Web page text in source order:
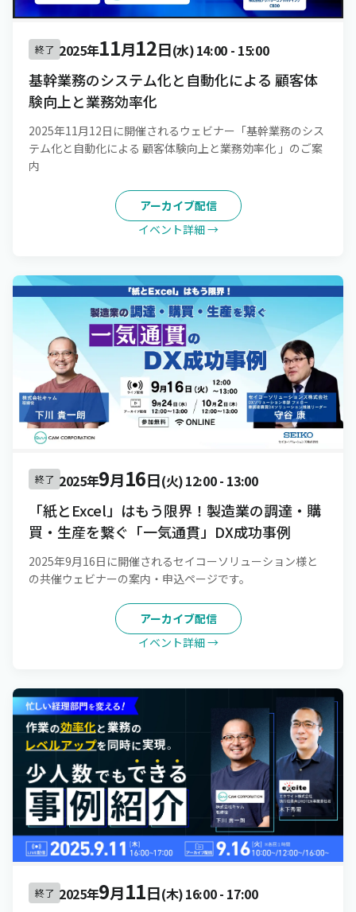
終了 2025年11月12日(水)14:00- 15:00
基幹業務のシステム化と自動化による 顧客体
験向上と業務効率化
2025年11月12日に開催されるウェビナー「基幹業務のシス
テム化と自動化による 顧客体験向上と業務効率化 」のご案
内
アーカイブ配信
イベント詳細 →
終了 2025年9月16日(火)12:00- 13:00
「紙とExcel」はもう限界！製造業の調達・購
買・生産を繋ぐ「一気通貫」DX成功事例
2025年9月16日に開催されるセイコーソリューション様と
の共催ウェビナーの案内・申込ページです。
アーカイブ配信
イベント詳細 →
終了 2025年9月11日(木)16:00- 17:00